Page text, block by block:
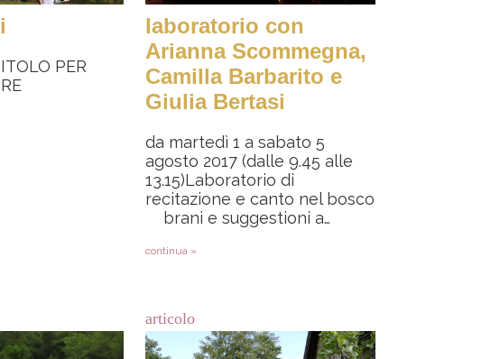
PER
laboratorio con
Arianna Scommegna,
Camilla Barbarito e
Giulia Bertasi
da martedì 1 a sabato 5
agosto 2017 (dalle 9.45 alle
13.15)Laboratorio di
recitazione e canto nel bosco
brani e suggestioni a…
continua »
articolo